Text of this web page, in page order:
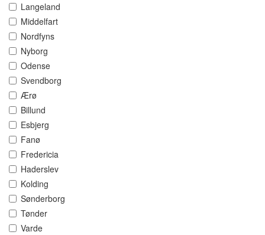
Langeland
Middelfart
Nordfyns
Nyborg
Odense
Svendborg
Ærø
Billund
Esbjerg
Fanø
Fredericia
Haderslev
Kolding
Sønderborg
Tønder
Varde